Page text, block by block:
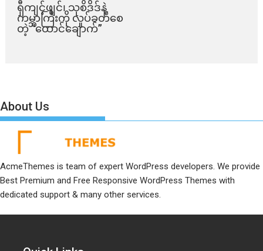
ရှီကျင့်ဖျင်၊ သုစိဒိဒ်နဲ့
ကမ္ဘာကြီးကို လှုပ်ခတ်စေ
တဲ့ “ထောင်ချောက်”
About Us
AcmeThemes is team of expert WordPress developers. We provide
Best Premium and Free Responsive WordPress Themes with
dedicated support & many other services.